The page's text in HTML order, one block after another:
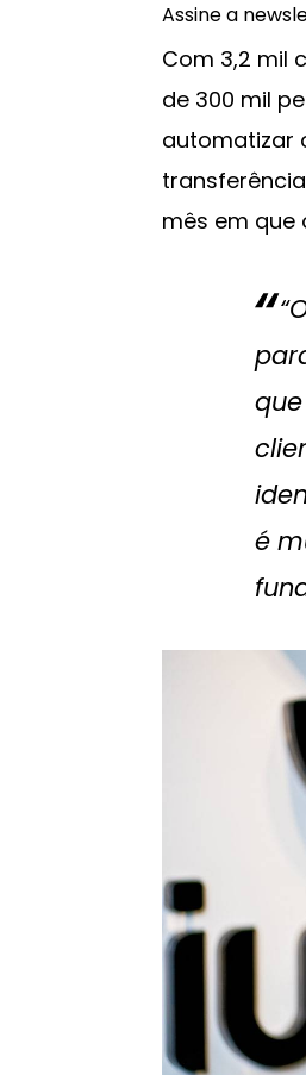
Assine a
Com 3,2 mil
de 300 mil
automatizar
mês em que
é